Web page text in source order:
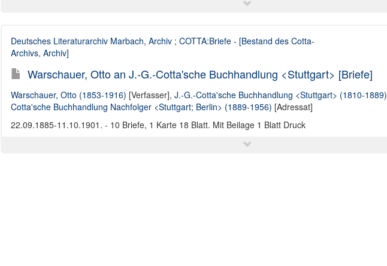
Deutsches Literaturarchiv Marbach, Archiv; COTTA:Briefe - [Bestand des Cotta-
Archivs, Archiv]
Warschauer, Otto an J.-G.-Cotta'sche Buchhandlung <Stuttgart> [Briefe]
Warschauer, Otto (1853-1916) [Verfasser], J.-G.-Cotta'sche Buchhandlung <Stuttgart> (1810-1889)
Cotta'sche Buchhandlung Nachfolger <Stuttgart; Berlin> (1889-1956) [Adressat]
22.09.1885-11.10.1901. - 10 Briefe, 1 Karte 18 Blatt. Mit Beilage 1 Blatt Druck